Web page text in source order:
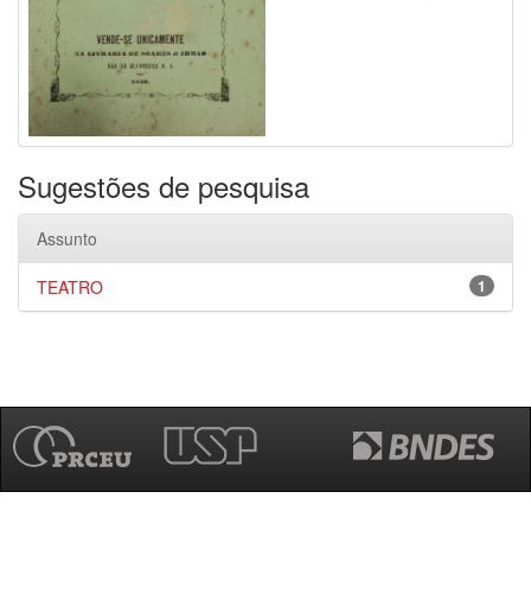
Sugestões de pesquisa
Assunto
1
TEATRO